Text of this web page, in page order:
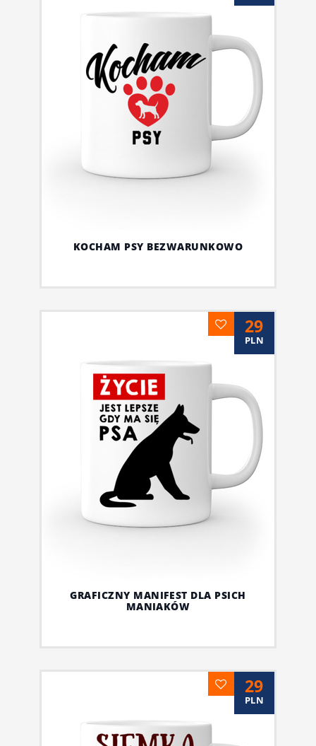
KOCHAM PSY BEZWARUNKOWO
29
PLN
GRAFICZNY MANIFEST DLA PSICH
MANIAKÓW
29
PLN